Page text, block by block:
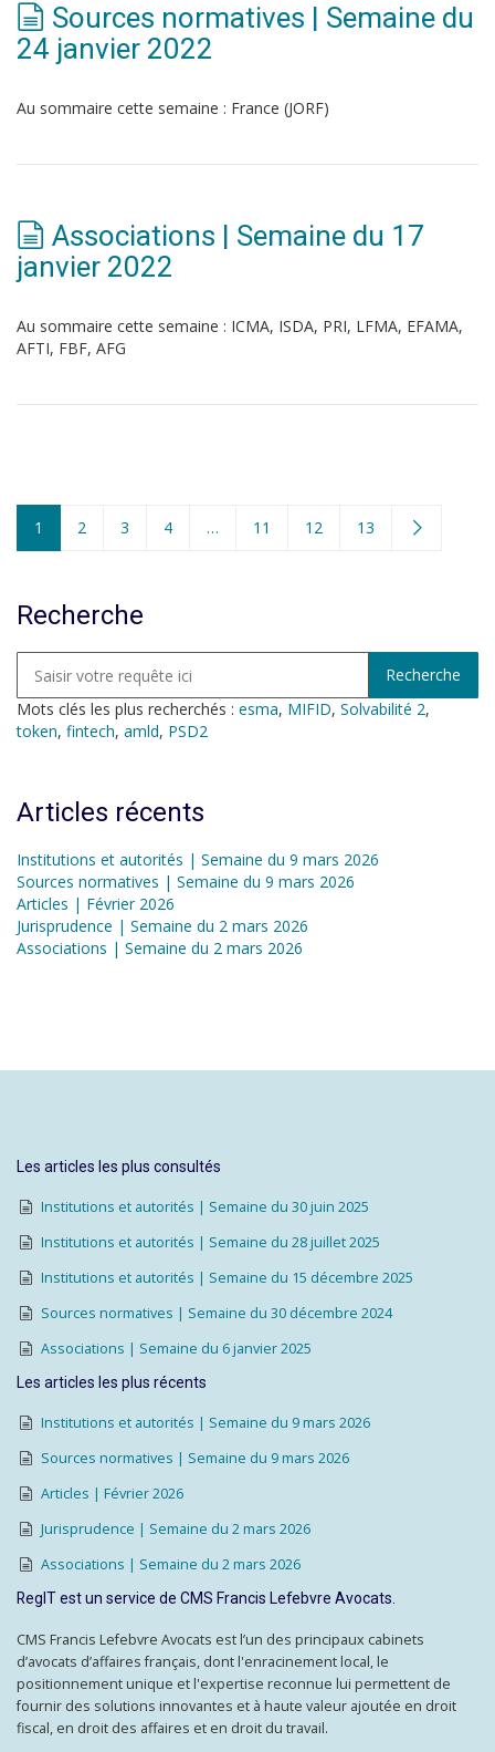
Sources normatives | Semaine du
24 janvier 2022
Au sommaire cette semaine : France (JORF)
Associations | Semaine du 17
janvier 2022
Au sommaire cette semaine : ICMA, ISDA, PRI, LFMA, EFAMA,
AFTI, FBF, AFG
1 2 3 4 … 11 12 13
Recherche
Mots clés les plus recherchés : esma, MIFID, Solvabilité 2,
token, fintech, amld, PSD2
Articles récents
Institutions et autorités | Semaine du 9 mars 2026
Sources normatives | Semaine du 9 mars 2026
Articles | Février 2026
Jurisprudence | Semaine du 2 mars 2026
Associations | Semaine du 2 mars 2026
Les articles les plus consultés
Institutions et autorités | Semaine du 30 juin 2025
Institutions et autorités | Semaine du 28 juillet 2025
Institutions et autorités | Semaine du 15 décembre 2025
Sources normatives | Semaine du 30 décembre 2024
Associations | Semaine du 6 janvier 2025
Les articles les plus récents
Institutions et autorités | Semaine du 9 mars 2026
Sources normatives | Semaine du 9 mars 2026
Articles | Février 2026
Jurisprudence | Semaine du 2 mars 2026
Associations | Semaine du 2 mars 2026
RegIT est un service de CMS Francis Lefebvre Avocats.
CMS Francis Lefebvre Avocats est l’un des principaux cabinets
d’avocats d’affaires français, dont l'enracinement local, le
positionnement unique et l'expertise reconnue lui permettent de
fournir des solutions innovantes et à haute valeur ajoutée en droit
fiscal, en droit des affaires et en droit du travail.